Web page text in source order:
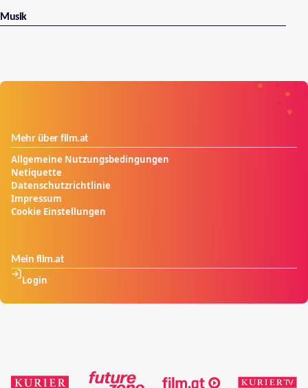
Musik
Mehr über film.at
Allgemeine Nutzungsbedingungen
Netiquette
Datenschutzrichtlinie
Impressum
Cookie Einstellungen
Mein film.at
Login